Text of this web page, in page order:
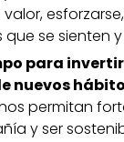
se sienten
para
nuevos
permitan
y ser